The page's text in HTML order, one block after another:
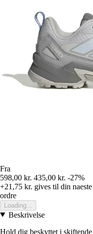
Fra
598,00 kr. 435,00 kr. -27%
+21,75 kr. gives til din
ordre
Loading...
Beskrivelse
Hold dig beskyttet i